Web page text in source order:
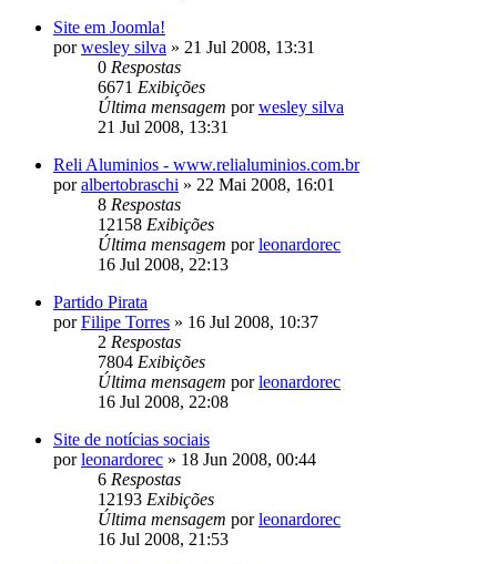
Site em Joomla!
porwesley silva » 21 Jul 2008, 13:31
0 Respostas
6671 Exibições
Última mensagem porwesley silva
21 Jul 2008, 13:31
Reli Aluminios - www.relialuminios.com.br
poralbertobraschi » 22 Mai 2008, 16:01
8 Respostas
12158 Exibições
Última mensagem porleonardorec
16 Jul 2008, 22:13
Partido Pirata
porFilipe Torres » 16 Jul 2008, 10:37
2 Respostas
7804 Exibições
Última mensagem porleonardorec
16 Jul 2008, 22:08
Site de notícias sociais
porleonardorec » 18 Jun 2008, 00:44
6 Respostas
12193 Exibições
Última mensagem porleonardorec
16 Jul 2008, 21:53